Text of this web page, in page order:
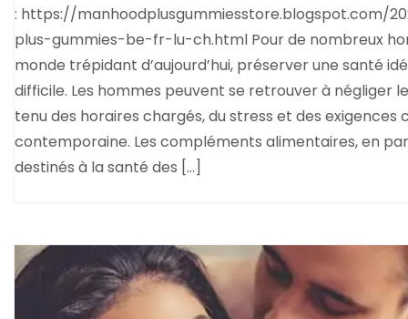
: https://manhoodplusgummiesstore.blogspot.com/
plus-gummies-be-fr-lu-ch.html Pour de nombreux
monde trépidant d’aujourd’hui, préserver une santé
difficile. Les hommes peuvent se retrouver à négliger
tenu des horaires chargés, du stress et des exigences
contemporaine. Les compléments alimentaires, en
destinés à la santé des […]